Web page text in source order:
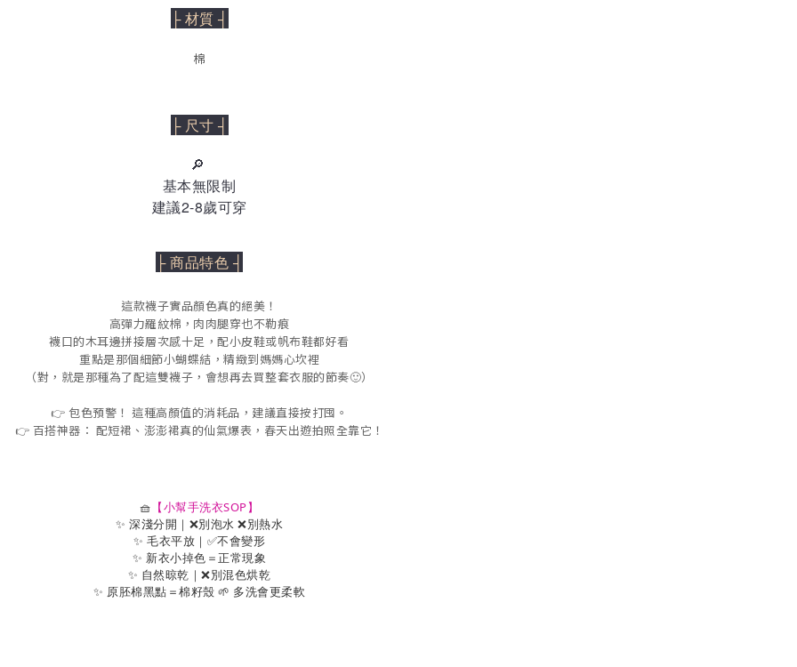
├ 材質 ┤
棉
├ 尺寸 ┤
🔎
基本無限制
建議2-8歲可穿
├ 商品特色 ┤
這款襪子實品顏色真的絕美！
高彈力羅紋棉，肉肉腿穿也不勒痕
襪口的木耳邊拼接層次感十足，配小皮鞋或帆布鞋都好看
重點是那個細節小蝴蝶結，精緻到媽媽心坎裡
（對，就是那種為了配這雙襪子，會想再去買整套衣服的節奏🙂）
👉 包色預警！ 這種高顏值的消耗品，建議直接按打囤。
👉 百搭神器： 配短裙、澎澎裙真的仙氣爆表，春天出遊拍照全靠它！
🧺 【小幫手洗衣SOP】
✨ 深淺分開｜❌別泡水 ❌別熱水
✨ 毛衣平放｜✅不會變形
✨ 新衣小掉色＝正常現象
✨ 自然晾乾｜❌別混色烘乾
✨ 原胚棉黑點＝棉籽殼 🌱 多洗會更柔軟